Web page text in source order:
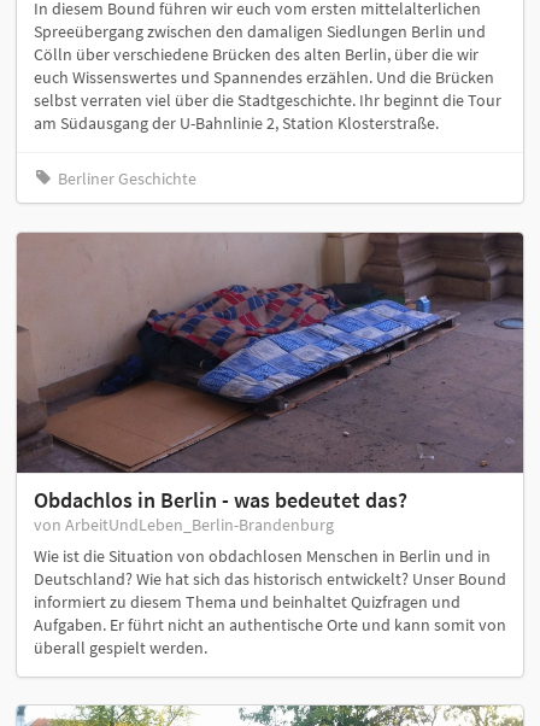
In diesem Bound führen wir euch vom ersten mittelalterlichen
Spreeübergang zwischen den damaligen Siedlungen Berlin und
Cölln über verschiedene Brücken des alten Berlin, über die wir
euch Wissenswertes und Spannendes erzählen. Und die Brücken
selbst verraten viel über die Stadtgeschichte. Ihr beginnt die Tour
am Südausgang der U-Bahnlinie 2, Station Klosterstraße.
Berliner Geschichte
Obdachlos in Berlin - was bedeutet das?
von ArbeitUndLeben_Berlin-Brandenburg
Wie ist die Situation von obdachlosen Menschen in Berlin und in
Deutschland? Wie hat sich das historisch entwickelt? Unser Bound
informiert zu diesem Thema und beinhaltet Quizfragen und
Aufgaben. Er führt nicht an authentische Orte und kann somit von
überall gespielt werden.